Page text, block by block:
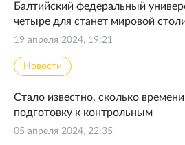
Балтийский федеральный
четыре для станет мировой
19 апреля 2024, 19:21
Новости
Стало известно, сколько
подготовку к контрольным
05 апреля 2024, 22:35